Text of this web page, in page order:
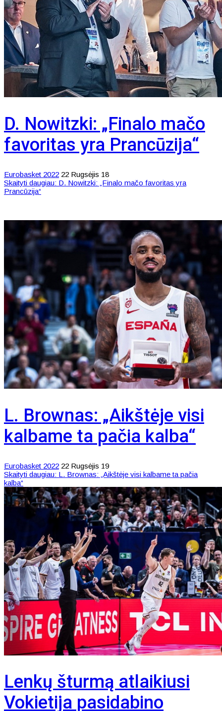
D. Nowitzki: „Finalo mačo
favoritas yra Prancūzija“
Eurobasket 2022 22 Rugsėjis 18
Skaityti daugiau: D. Nowitzki: „Finalo mačo favoritas yra
Prancūzija“
L. Brownas: „Aikštėje visi
kalbame ta pačia kalba“
Eurobasket 2022 22 Rugsėjis 19
Skaityti daugiau: L. Brownas: „Aikštėje visi kalbame ta pačia
kalba“
Lenkų šturmą atlaikiusi
Vokietija pasidabino